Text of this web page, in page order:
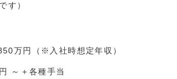
す）
万円（※入社時想定年収）
～＋各種手当